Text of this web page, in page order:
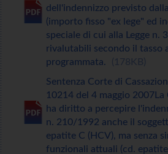
dell'indennizzo previsto
(importo fisso "ex lege" ed
speciale di cui alla Legge n.
rivalutabili secondo il tasso
programmata.
178KB
Sentenza Corte di
10214 del 4 maggio 2007La
ha diritto a percepire
n. 210/1992 anche il
epatite C (HCV), ma senza
funzionali attuali (cd.